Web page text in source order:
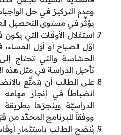
وعدم التركيز في حل
يؤثِّر في مستوى التحصيل
استغلال الأوقات التي
أوَّل الصباح أو أوَّل
الحسّاسة والتي تحتاج
تأجيل الدراسة في مثل هذه
على الطالب أن يتمتَّع
انضباطاً في إنجاز
الدراسيّة وينجزها
ووفقاً للبرنامج المحدَّد من
يُنصَح الطالب باستثمار